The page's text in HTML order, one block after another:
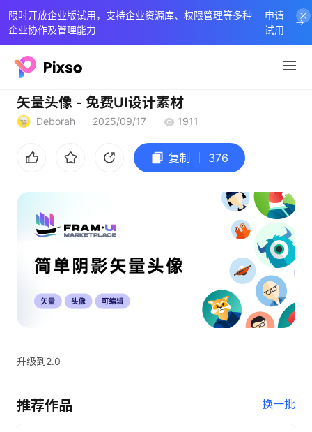
限时开放企业版试用，支持企业资源库、权限管理等多种
企业协作及管理能力
申请
试用
矢量头像 - 免费UI设计素材
Deborah 2025/09/17 1911
复制 376
升级到2.0
推荐作品 换一批